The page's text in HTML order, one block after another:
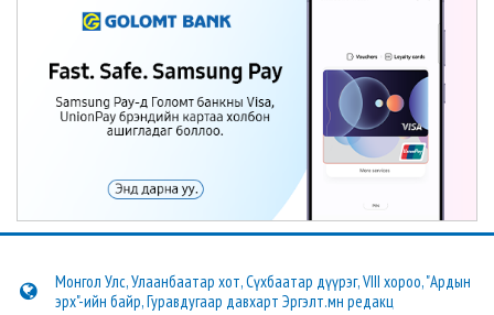
Монгол Улс, Улаанбаатар хот, Сүхбаатар дүүрэг, VIII хороо, "Ардын
эрх"-ийн байр, Гуравдугаар давхарт Эргэлт.мн редакц